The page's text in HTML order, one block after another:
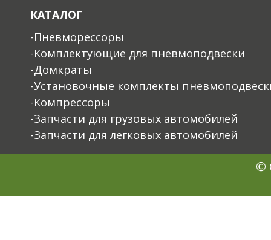
КАТАЛОГ
-Пневморессоры
-Комплектующие для пневмоподвески
-Домкраты
-Установочные комплекты
-Компрессоры
-Запчасти для грузовых автомобилей
-Запчасти для легковых автомобилей
©